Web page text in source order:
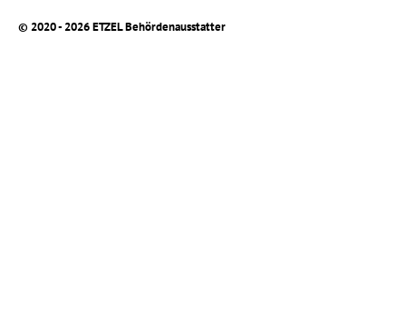
© 2020 - 2026 ETZEL Behördenausstatter